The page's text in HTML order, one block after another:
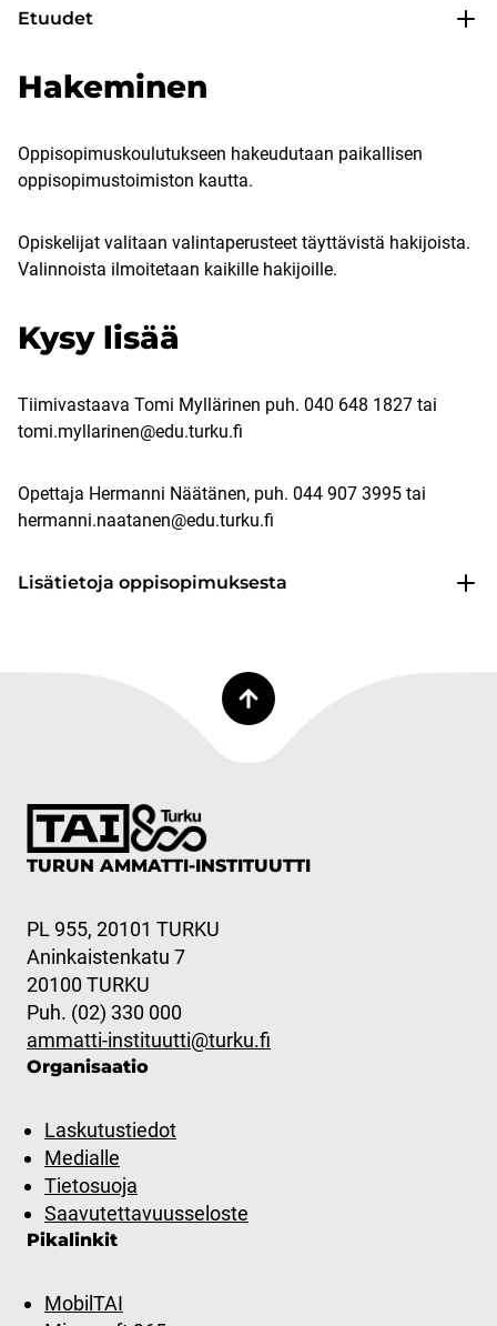
Etuudet
Hakeminen
Oppisopimuskoulutukseen hakeudutaan paikallisen
oppisopimustoimiston kautta.
Opiskelijat valitaan valintaperusteet täyttävistä hakijoista.
Valinnoista ilmoitetaan kaikille hakijoille.
Kysy lisää
Tiimivastaava Tomi Myllärinen puh. 040 648 1827 tai
tomi.myllarinen@edu.turku.fi
Opettaja Hermanni Näätänen, puh. 044 907 3995 tai
hermanni.naatanen@edu.turku.fi
Lisätietoja oppisopimuksesta
TURUN AMMATTI-INSTITUUTTI
PL 955, 20101 TURKU
Aninkaistenkatu 7
20100 TURKU
Puh. (02) 330 000
ammatti-instituutti@turku.fi
Organisaatio
Laskutustiedot
Medialle
Tietosuoja
Saavutettavuusseloste
Pikalinkit
MobilTAI